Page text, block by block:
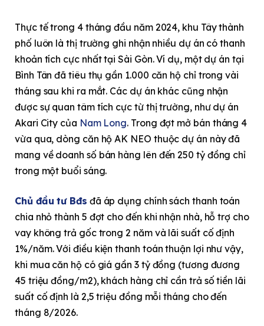
Thực tế trong 4 tháng đầu năm 2024, khu Tây thành
phố luôn là thị trường ghi nhận nhiều dự án có thanh
khoản tích cực nhất tại Sài Gòn. Ví dụ, một dự án tại
Bình Tân đã tiêu thụ gần 1.000 căn hộ chỉ trong vài
tháng sau khi ra mắt. Các dự án khác cũng nhận
được sự quan tâm tích cực từ thị trường, như dự án
Akari City của Nam Long. Trong đợt mở bán tháng 4
vừa qua, dòng căn hộ AK NEO thuộc dự án này đã
mang về doanh số bán hàng lên đến 250 tỷ đồng chỉ
trong một buổi sáng.
Chủ đầu tư Bđs đã áp dụng chính sách thanh toán
chia nhỏ thành 5 đợt cho đến khi nhận nhà, hỗ trợ cho
vay không trả gốc trong 2 năm và lãi suất cố định
1%/năm. Với điều kiện thanh toán thuận lợi như vậy,
khi mua căn hộ có giá gần 3 tỷ đồng (tương đương
45 triệu đồng/m2), khách hàng chỉ cần trả số tiền lãi
suất cố định là 2,5 triệu đồng mỗi tháng cho đến
tháng 8/2026.